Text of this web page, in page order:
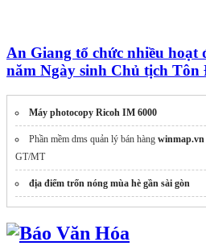
An Giang tổ chức nhiều hoạt
năm Ngày sinh Chủ tịch Tôn
Máy photocopy Ricoh IM 6000
Phần mềm dms quản lý bán hàng winmap.vn
GT/MT
địa điểm trốn nóng mùa hè gần sài gòn